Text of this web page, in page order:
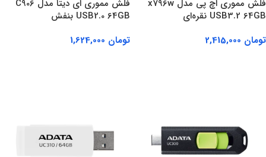
فلش مموری اچ پی مدل x796w
USB3.2 64GB نقره‌ای
تومان
فلش مموری ای دیتا مدل C906
USB2.0 64GB بنفش
تومان